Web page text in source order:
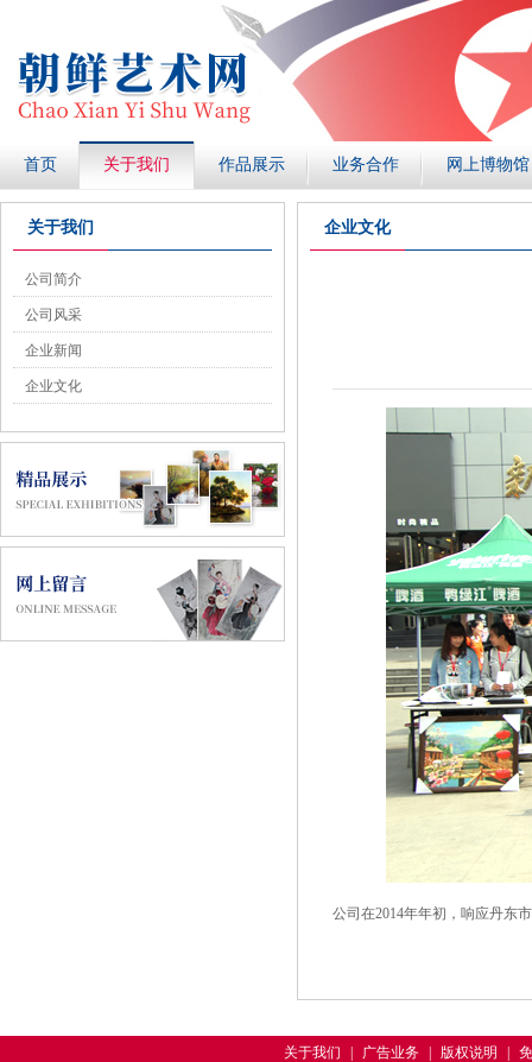
首页 关于我们 作品展示 业务合作 网上博物馆
关于我们
公司简介
公司风采
企业新闻
企业文化
企业文化
公司在2014年年初，响应丹东
关于我们 广告业务 版权说明